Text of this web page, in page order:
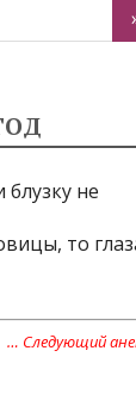
блузку не
то
… Следующий